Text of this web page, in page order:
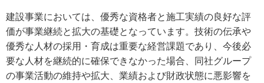
建設事業においては、優秀な資格者と施工実績の良好な評
価が事業継続と拡大の基礎となっています。技術の伝承や
優秀な人材の採用・育成は重要な経営課題であり、今後必
要な人材を継続的に確保できなかった場合、同社グループ
の事業活動の維持や拡大、業績および財政状態に悪影響を